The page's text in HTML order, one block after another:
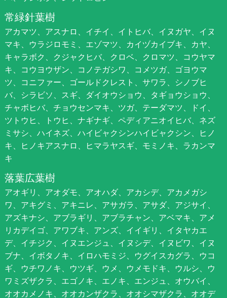
常緑針葉樹
アカマツ、アスナロ、イチイ、イトヒバ、イヌガヤ、イヌ
マキ、ウラジロモミ、エゾマツ、カイヅカイブキ、カヤ、
キャラボク、クジャクヒバ、クロベ、クロマツ、コウヤマ
キ、コウヨウザン、コノテガシワ、コメツガ、ゴヨウマ
ツ、コニファー、ゴールドクレスト、サワラ、シノブヒ
バ、シラビソ、スギ、ダイオウショウ、タギョウショウ、
チャボヒバ、チョウセンマキ、ツガ、テーダマツ、ドイ、
ツトウヒ、トウヒ、ナギナギ、ペディアニオイヒバ、ネズ
ミサシ、ハイネズ、ハイビャクシンハイビャクシン、ヒノ
キ、ヒノキアスナロ、ヒマラヤスギ、モミノキ、ラカンマ
キ
落葉広葉樹
アオギリ、アオダモ、アオハダ、アカシデ、アカメガシ
ワ、アキグミ、アキニレ、アサガラ、アサダ、アジサイ、
アズキナシ、アブラギリ、アブラチャン、アベマキ、アメ
リカデイゴ、アワブキ、アンズ、イイギリ、イタヤカエ
デ、イチジク、イヌエンジュ、イヌシデ、イヌビワ、イヌ
ブナ、イボタノキ、イロハモミジ、ウグイスカグラ、ウコ
ギ、ウチワノキ、ウツギ、ウメ、ウメモドキ、ウルシ、ウ
ワミズザクラ、エゴノキ、エノキ、エンジュ、オウバイ、
オオカメノキ、オオカンザクラ、オオシマザクラ、オオデ